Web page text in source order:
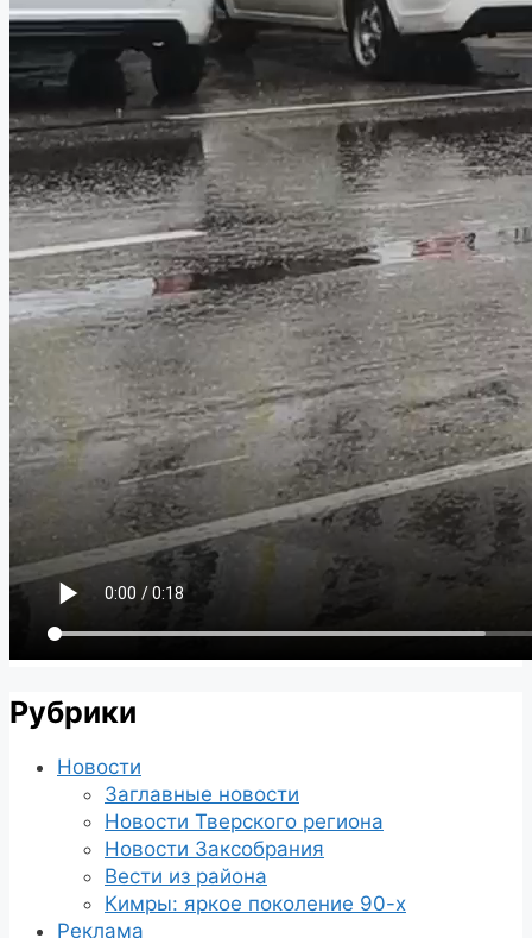
Рубрики
Новости
Заглавные новости
Новости Тверского региона
Новости Заксобрания
Вести из района
Кимры: яркое поколение 90-х
Реклама